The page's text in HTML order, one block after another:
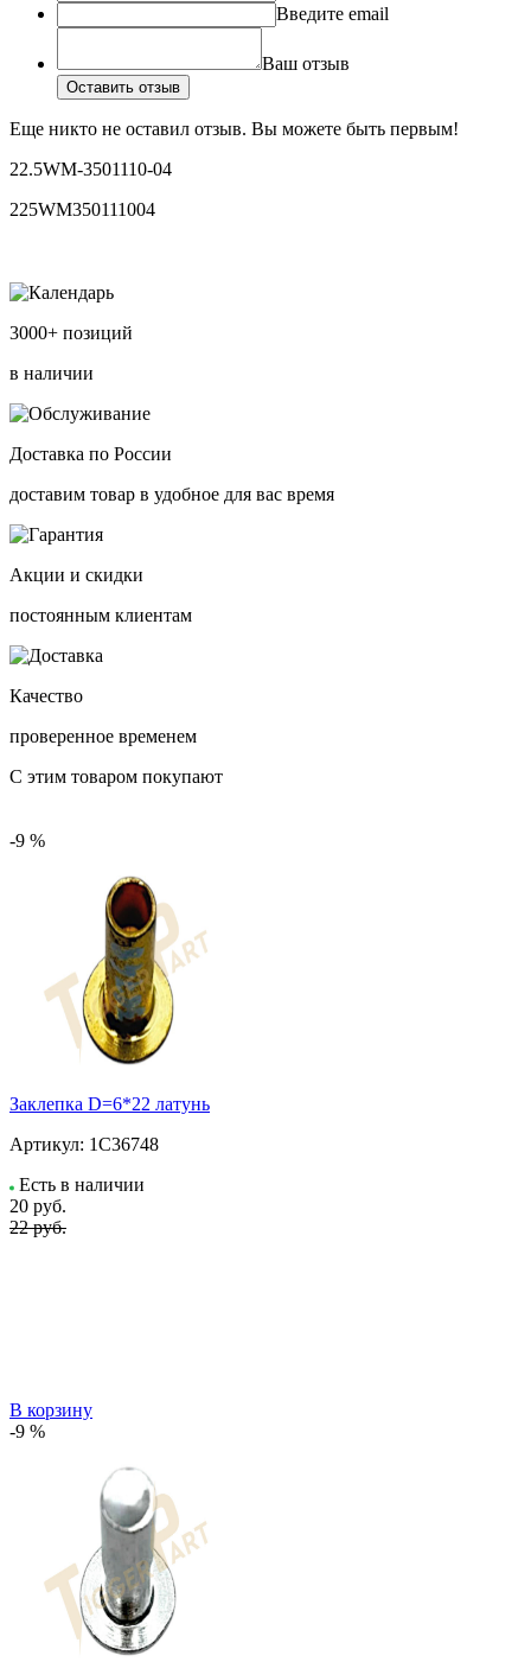
Введите email
Ваш отзыв
Оставить отзыв
Еще никто не оставил отзыв. Вы можете быть первым!
22.5WM-3501110-04
225WM350111004
3000+ позиций
в наличии
Доставка по России
доставим товар в удобное для вас время
Акции и скидки
постоянным клиентам
Качество
проверенное временем
С этим товаром покупают
-9 %
Заклепка D=6*22 латунь
Артикул: 1С36748
Есть в наличии
20 руб.
22 руб.
В корзину
-9 %